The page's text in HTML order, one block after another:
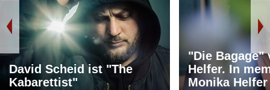
David Scheid ist "The
Kabarettist"
"Die Bagage"
Helfer. In
Monika Helfer